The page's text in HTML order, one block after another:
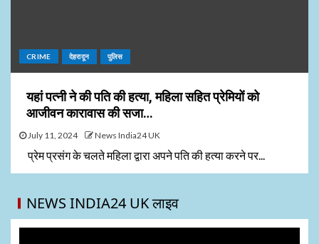
CRIME देहरादून पुलिस
यहां पत्नी ने की पति की हत्या, महिला सहित प्रेमियों को
आजीवन कारावास की सजा…
July 11, 2024 News India24 UK
प्रेम प्रसंग के चलते महिला द्वारा अपने पति की हत्या करने पर...
NEWS INDIA24 UK लाइव